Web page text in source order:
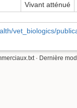
Vivant atténué
vet_biologics/
· Dernière